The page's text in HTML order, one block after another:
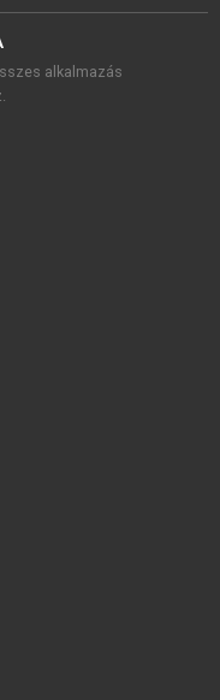
alkalmazás